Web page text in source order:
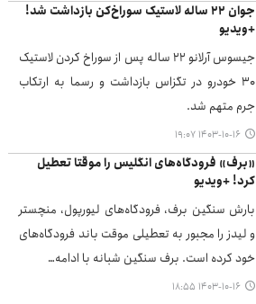
جوان ۲۲ ساله لاستیک سوراخ‌کن بازداشت شد!
+ویدیو
جیسوس آرلانو ۲۲ ساله پس از سوراخ کردن لاستیک
۳۰ خودرو در تگزاس بازداشت و رسما به ارتکاب
جرم متهم شد.
۱۴۰۳-۱۰-۱۶ ۱۹:۰۷
«برف» فرودگاه‌های انگلیس را موقتا تعطیل
کرد! +ویدیو
بارش سنگین برف، فرودگاه‌های لیورپول، منچستر
و لیدز را مجبور به تعطیلی موقت باند فرودگاه‌های
خود کرده است. برف سنگین شبانه با ادامه…
۱۴۰۳-۱۰-۱۶ ۱۸:۵۵